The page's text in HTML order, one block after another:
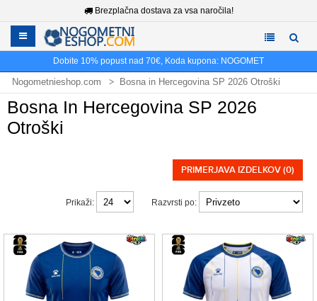
Brezplačna dostava za vsa naročila!
Dobite 10% popust nad 70€, Koda kupona: NOGOMET
Nogometnieshop.com Bosna in Hercegovina SP 2026 Otroški
Bosna In Hercegovina SP 2026
Otroški
PRIMERJAVA IZDELKOV (0)
Razvrsti po:
Prikaži: